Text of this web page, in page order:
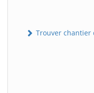
Trouver chantier